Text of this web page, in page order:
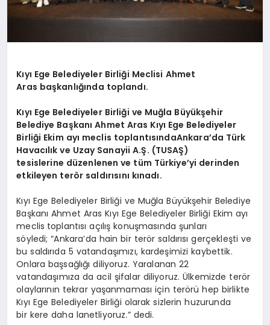
Kıyı Ege Belediyeler Birliği Meclisi Ahmet
Aras başkanlığında toplandı.
Kıyı Ege Belediyeler Birliği ve Muğla Büyükşehir
Belediye BaşkanıAhmet Aras Kıyı Ege Belediyeler
Birliği Ekim ayı meclis toplantısındaAnkara’da Türk
Havacılık ve Uzay Sanayii A.Ş. (TUSAŞ)
tesislerine düzenlenen ve tüm Türkiye’yi derinden
etkileyen terör saldırısını kınadı.
Kıyı Ege Belediyeler Birliği ve Muğla Büyükşehir Belediye
Başkanı Ahmet Aras Kıyı Ege Belediyeler Birliği Ekim ayı
meclis toplantısı açılış konuşmasında şunları
söyledi; “Ankara’da hain bir terör saldırısı gerçekleşti ve
bu saldırıda 5 vatandaşımızı, kardeşimizi kaybettik.
Onlara başsağlığı diliyoruz. Yaralanan 22
vatandaşımıza da acil şifalar diliyoruz. Ülkemizde terör
olaylarının tekrar yaşanmaması için terörü hep birlikte
Kıyı Ege Belediyeler Birliği olarak sizlerin huzurunda
bir kere daha lanetliyoruz.” dedi.